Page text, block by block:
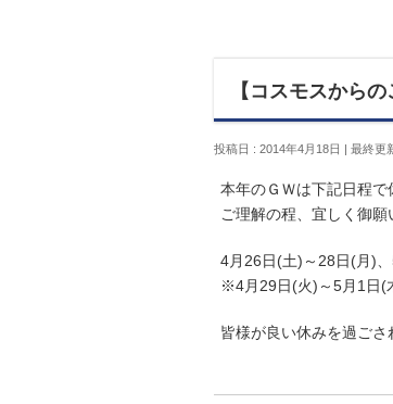
【コスモスから
投稿日 : 2014年4月18日 最終更
本年のＧＷは下記日程で
ご理解の程、宜しく御願
4月26日(土)～28日(月)
※4月29日(火)～5月1日(
皆様が良い休みを過ごさ